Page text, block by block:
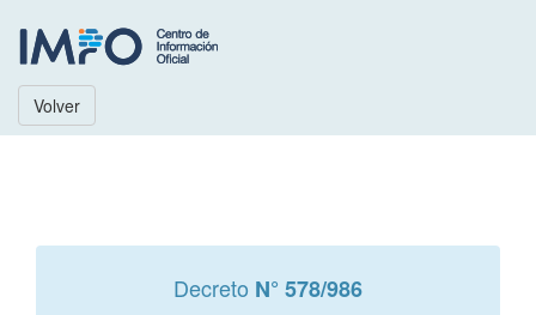
Volver
Decreto N° 578/986